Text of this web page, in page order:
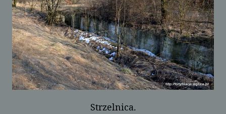
Strzelnica.